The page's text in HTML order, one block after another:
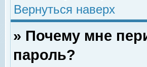
Вернуться наверх
» Почему мне
пароль?